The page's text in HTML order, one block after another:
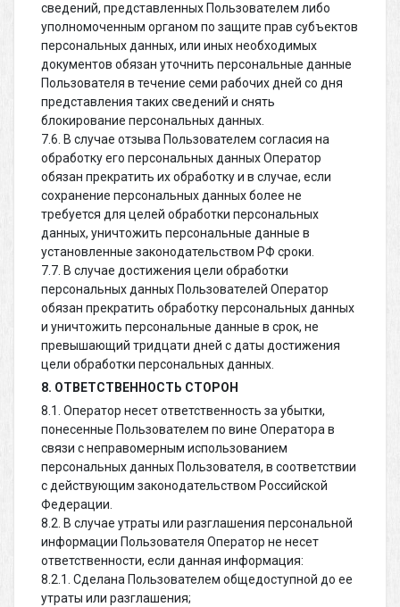
сведений, представленных Пользователем либо
уполномоченным органом по защите прав субъектов
персональных данных, или иных необходимых
документов обязан уточнить персональные данные
Пользователя в течение семи рабочих дней со дня
представления таких сведений и снять
блокирование персональных данных.
7.6. В случае отзыва Пользователем согласия на
обработку его персональных данных Оператор
обязан прекратить их обработку и в случае, если
сохранение персональных данных более не
требуется для целей обработки персональных
данных, уничтожить персональные данные в
установленные законодательством РФ сроки.
7.7. В случае достижения цели обработки
персональных данных Пользователей Оператор
обязан прекратить обработку персональных данных
и уничтожить персональные данные в срок, не
превышающий тридцати дней с даты достижения
цели обработки персональных данных.
8. ОТВЕТСТВЕННОСТЬ СТОРОН
8.1. Оператор несет ответственность за убытки,
понесенные Пользователем по вине Оператора в
связи с неправомерным использованием
персональных данных Пользователя, в соответствии
с действующим законодательством Российской
Федерации.
8.2. В случае утраты или разглашения персональной
информации Пользователя Оператор не несет
ответственности, если данная информация:
8.2.1. Сделана Пользователем общедоступной до ее
утраты или разглашения;